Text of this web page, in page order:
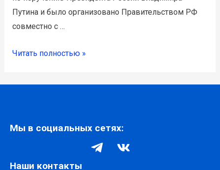
Путина и было организовано Правительством РФ
совместно с …
Читать полностью »
Мы в социальных сетях:
Наши контакты